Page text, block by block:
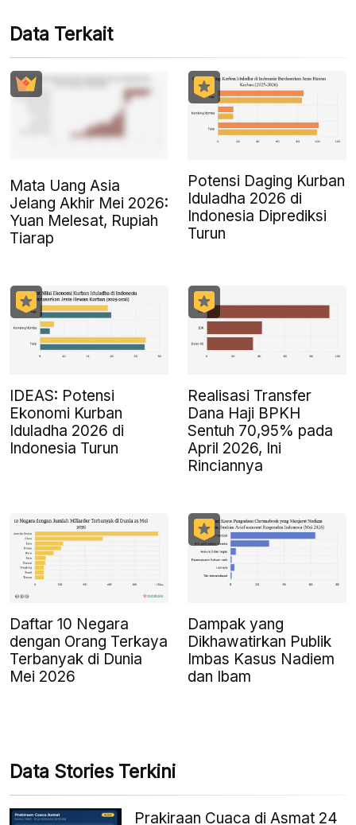
Data Terkait
Mata Uang Asia
Jelang Akhir Mei 2026:
Yuan Melesat, Rupiah
Tiarap
Potensi Daging Kurban
Iduladha 2026 di
Indonesia Diprediksi
Turun
IDEAS: Potensi
Ekonomi Kurban
Iduladha 2026 di
Indonesia Turun
Realisasi Transfer
Dana Haji BPKH
Sentuh 70,95% pada
April 2026, Ini
Rinciannya
Daftar 10 Negara
dengan Orang Terkaya
Terbanyak di Dunia
Mei 2026
Dampak yang
Dikhawatirkan Publik
Imbas Kasus Nadiem
dan Ibam
Data Stories Terkini
Prakiraan Cuaca di Asmat 24